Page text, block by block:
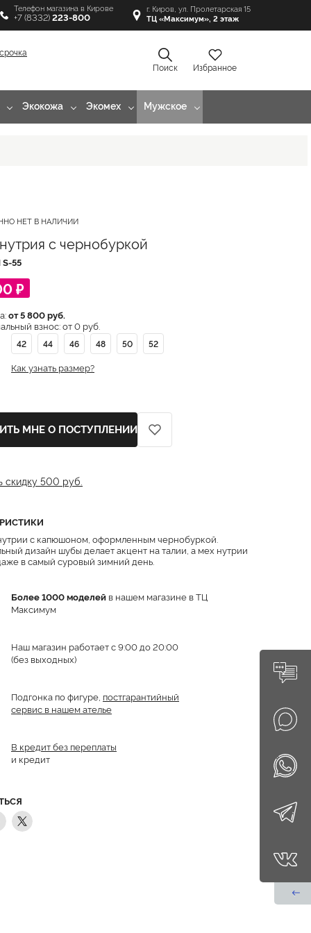
Телефон магазина в Кирове
+7 (8332) 223-800
г. Киров, ул. Пролетарская 15
ТЦ «Максимум», 2 этаж
Поиск Избранное
Экокожа Экомех Мужское
НЕТ В НАЛИЧИИ
с чернобуркой
S-55
₽
от 5 800 руб.
взнос: от 0 руб.
42 44 46 48 50 52
Как узнать размер?
МНЕ О ПОСТУПЛЕНИИ
скидку 500 руб.
с капюшоном, оформленным чернобуркой.
дизайн шубы делает акцент на талии, а мех нутрии
в самый суровый зимний день.
Более 1000 моделей в нашем магазине в ТЦ
Максимум
Наш магазин работает с 9:00 до 20:00
(без выходных)
Подгонка по фигуре, постгарантийный
сервис в нашем ателье
В кредит без переплаты
и кредит